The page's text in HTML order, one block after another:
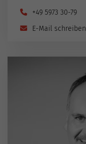
+49 5973 30-79
E-Mail schreiben